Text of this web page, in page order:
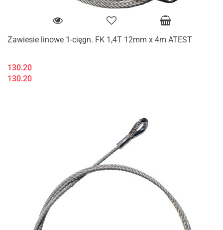
Zawiesie linowe 1-cięgn. FK 1,4T 12mm x 4m ATEST
130.20
130.20